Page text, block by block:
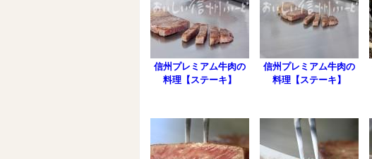
信州プレミアム牛肉の
料理【ステーキ】
信州プレミアム牛肉の
料理【ステーキ】